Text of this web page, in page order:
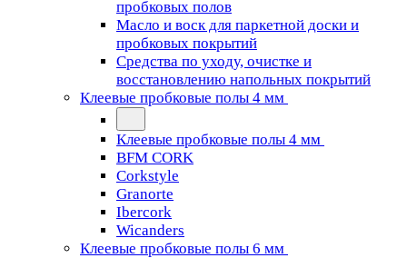
пробковых полов
Масло и воск для паркетной доски и
пробковых покрытий
Средства по уходу, очистке и
восстановлению напольных покрытий
Клеевые пробковые полы 4 мм
Клеевые пробковые полы 4 мм
BFM CORK
Corkstyle
Granorte
Ibercork
Wicanders
Клеевые пробковые полы 6 мм